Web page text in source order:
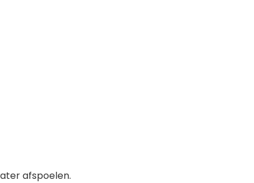
afspoelen.